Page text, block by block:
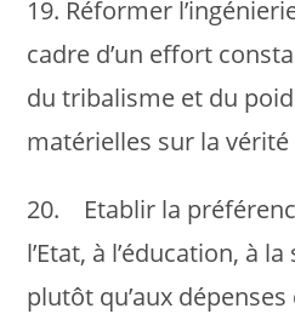
19. Réformer
cadre d’un effort
du tribalisme et du
matérielles sur la vérité
20. Etablir la
l’Etat, à l’éducation, à
plutôt qu’aux